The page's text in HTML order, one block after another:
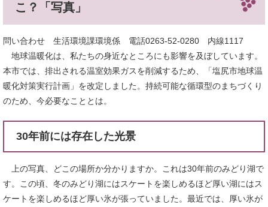
こ？「写真」
問い合わせ 生活環境課環境係 電話0263-52-0280 内線1117
地球温暖化は、私たちの身近なところにも影響を及ぼしています。
本市では、排出される温室効果ガスを削減するため、「塩尻市地球温
暖化対策実行計画」を改定しました。持続可能な循環型のまちづくり
のため、今必要なこととは。
30年前には存在した光景
上の写真、どこの場所か分かりますか。これは30年前のみどり湖で
す。この頃、冬のみどり湖にはスケートを楽しめるほど厚い湖にはス
ケートを楽しめるほど厚い氷が張っていました。最近では、厚い氷が